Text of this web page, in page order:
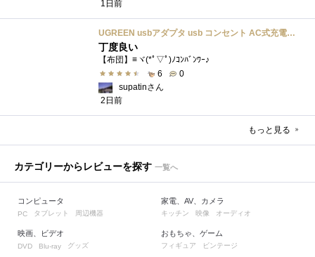
1日前
UGREEN usbアダプタ usb コンセント AC式充電器 3.1A PSE認証済み 折りたたみ式プラグ 2ポート
丁度良い
【布団】≡ヾ(*ﾟ▽ﾟ)ﾉｺﾝﾊﾞﾝﾜｰ♪
6
0
supatinさん
2日前
もっと見る
カテゴリーからレビューを探す 一覧へ
コンピュータ
PC タブレット 周辺機器
映画、ビデオ
DVD Blu-ray グッズ
家電、AV、カメラ
キッチン 映像 オーディオ
おもちゃ、ゲーム
フィギュア ビンテージ